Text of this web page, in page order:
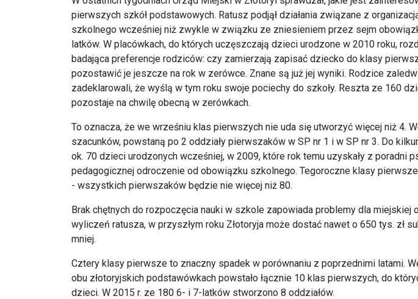
pierwszych szkół podstawowych. Ratusz podjął działania związane z
szkolnego wcześniej niż zwykle w związku ze zniesieniem przez sejm
latków. W placówkach, do których uczęszczają dzieci urodzone w 2010 roku,
badająca preferencje rodziców: czy zamierzają zapisać dziecko do klasy
pozostawić je jeszcze na rok w zerówce. Znane są już jej wyniki. Rodzice
zadeklarowali, że wyślą w tym roku swoje pociechy do szkoły. Reszta ze 160
pozostaje na chwilę obecną w zerówkach.
To oznacza, że we wrześniu klas pierwszych nie uda się utworzyć więcej niż 4.
szacunków, powstaną po 2 oddziały pierwszaków w SP nr 1 i w SP nr 3. Do
ok. 70 dzieci urodzonych wcześniej, w 2009, które rok temu uzyskały z poradni
pedagogicznej odroczenie od obowiązku szkolnego. Tegoroczne klasy
- wszystkich pierwszaków będzie nie więcej niż 80.
Brak chętnych do rozpoczęcia nauki w szkole zapowiada problemy dla miejskiej
wyliczeń ratusza, w przyszłym roku Złotoryja może dostać nawet o 650 tys. zł
mniej.
Cztery klasy pierwsze to znaczny spadek w porównaniu z poprzednimi latami.
obu złotoryjskich podstawówkach powstało łącznie 10 klas pierwszych, do
dzieci. W 2015 r. ze 180 6- i 7-latków stworzono 8 oddziałów.